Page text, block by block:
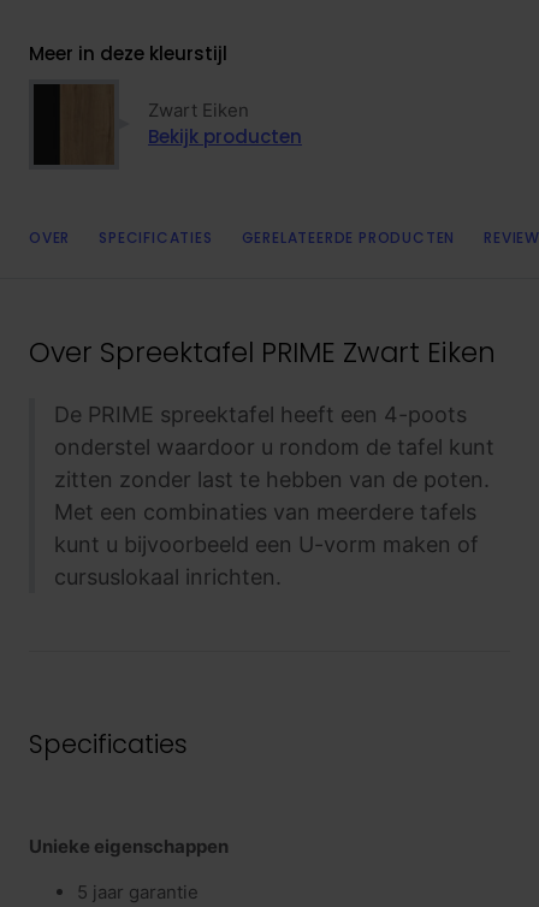
Meer in deze kleurstijl
Zwart Eiken
Bekijk producten
OVER SPECIFICATIES GERELATEERDE PRODUCTEN
Over Spreektafel PRIME Zwart Eiken
De PRIME spreektafel heeft een 4-poots
onderstel waardoor u rondom de tafel kunt
zitten zonder last te hebben van de poten.
Met een combinaties van meerdere tafels
kunt u bijvoorbeeld een U-vorm maken of
cursuslokaal inrichten.
Specificaties
Unieke eigenschappen
5 jaar garantie